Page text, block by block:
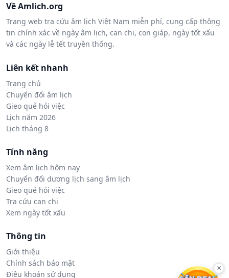
Về Amlich.org
Trang web tra cứu âm lịch Việt Nam miễn phí, cung cấp thông
tin chính xác về ngày âm lịch, can chi, con giáp, ngày tốt xấu
và các ngày lễ tết truyền thống.
Liên kết nhanh
Trang chủ
Chuyển đổi âm lịch
Gieo quẻ hỏi việc
Lịch năm 2026
Lịch tháng 8
Tính năng
Xem âm lịch hôm nay
Chuyển đổi dương lịch sang âm lịch
Gieo quẻ hỏi việc
Tra cứu can chi
Xem ngày tốt xấu
Thông tin
Giới thiệu
Chính sách bảo mật
Điều khoản sử dụng
×